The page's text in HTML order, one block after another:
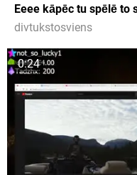
Eeee kāpēc tu spēlē to
divtukstosviens
0:24